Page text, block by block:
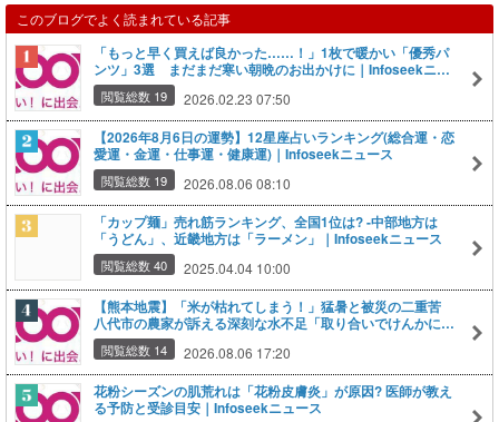
このブログでよく読まれている記事
「もっと早く買えば良かった……！」1枚で暖かい「優秀パ
ンツ」3選 まだまだ寒い朝晩のお出かけに｜Infoseekニュ
ース
閲覧総数 19 2026.02.23 07:50
【2026年8月6日の運勢】12星座占いランキング(総合運・恋
愛運・金運・仕事運・健康運)｜Infoseekニュース
閲覧総数 19 2026.08.06 08:10
「カップ麺」売れ筋ランキング、全国1位は? -中部地方は
「うどん」、近畿地方は「ラーメン」｜Infoseekニュース
閲覧総数 40 2025.04.04 10:00
【熊本地震】「米が枯れてしまう！」猛暑と被災の二重苦
八代市の農家が訴える深刻な水不足「取り合いでけんかにな
らないか心配」｜Infoseekニュース
閲覧総数 14 2026.08.06 17:20
花粉シーズンの肌荒れは「花粉皮膚炎」が原因? 医師が教え
る予防と受診目安｜Infoseekニュース